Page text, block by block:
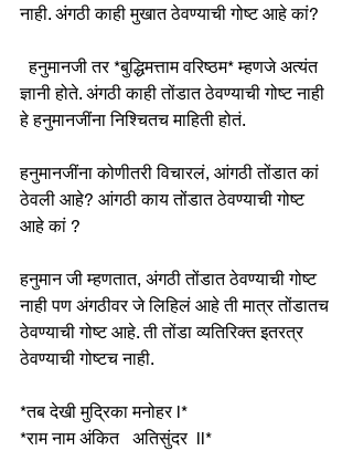
नाही. अंगठी काही मुखात ठेवण्याची गोष्ट आहे कां?
  हनुमानजी तर *बुद्धिमत्ताम वरिष्ठम* म्हणजे अत्यंत
ज्ञानी होते. अंगठी काही तोंडात ठेवण्याची गोष्ट नाही
हे हनुमानजींना निश्चितच माहिती होतं.
हनुमानजींना कोणीतरी विचारलं, आंगठी तोंडात कां
ठेवली आहे? आंगठी काय तोंडात ठेवण्याची गोष्ट
आहे कां ?
हनुमान जी म्हणतात, अंगठी तोंडात ठेवण्याची गोष्ट
नाही पण अंगठीवर जे लिहिलं आहे ती मात्र तोंडातच
ठेवण्याची गोष्ट आहे. ती तोंडा व्यतिरिक्त इतरत्र
ठेवण्याची गोष्टच नाही.
*तब देखी मुद्रिका मनोहर l*
*राम नाम अंकित   अतिसुंदर  ll*